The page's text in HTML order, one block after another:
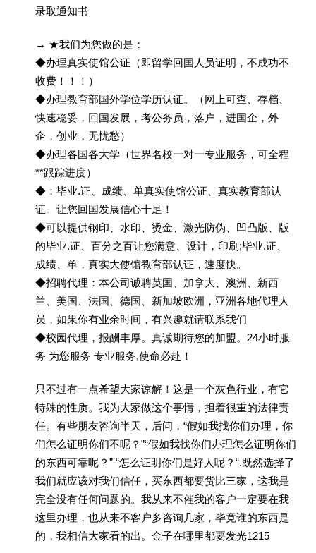
录取通知书
→ ★我们为您做的是：
◆办理真实使馆公证（即留学回国人员证明，不成功不
收费！！！）
◆办理教育部国外学位学历认证。（网上可查、存档、
快速稳妥，回国发展，考公务员，落户，进国企，外
企，创业，无忧愁）
◆办理各国各大学（世界名校一对一专业服务，可全程
**跟踪进度）
◆：毕业.证、成绩、单真实使馆公证、真实教育部认
证。让您回国发展信心十足！
◆可以提供钢印、水印、烫金、激光防伪、凹凸版、版
的毕业.证、百分之百让您满意、设计，印刷;毕业.证、
成绩、单，真实大使馆教育部认证，速度快。
◆招聘代理：本公司诚聘英国、加拿大、澳洲、新西
兰、美国、法国、德国、新加坡欧洲，亚洲各地代理人
员，如果你有业余时间，有兴趣就请联系我们
◆校园代理，报酬丰厚。真诚期待您的加盟。24小时服
务 为您服务 专业服务,使命必赴！
只不过有一点希望大家谅解！这是一个灰色行业，有它
特殊的性质。我为大家做这个事情，担着很重的法律责
任。有些朋友咨询半天，后问，“假如我找你们办理，你
们怎么证明你们不呢？”“假如我找你们办理怎么证明你们
的东西可靠呢？” “怎么证明你们是好人呢？“.既然选择了
我们就应该对我们信任，买东西都要货比三家，这我是
完全没有任何问题的。我从来不催我的客户一定要在我
这里办理，也从来不客户多咨询几家，毕竟谁的东西是
的，我相信大家看的出。金子在哪里都要发光1215